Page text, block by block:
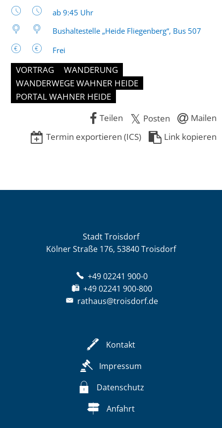
Uhrzeit:
ab 9:45 Uhr
Bushaltestelle „Heide Fliegenberg“, Bus 507
Frei
VORTRAG
WANDERUNG
WANDERWEGE WAHNER HEIDE
PORTAL WAHNER HEIDE
Teilen
Posten
Mailen
Termin exportieren (ICS)
Link kopieren
Stadt Troisdorf
Kölner Straße 176, 53840 Troisdorf
+49 02241 900-0
+49 02241 900-800
rathaus@troisdorf.de
Kontakt
Impressum
Datenschutz
Anfahrt